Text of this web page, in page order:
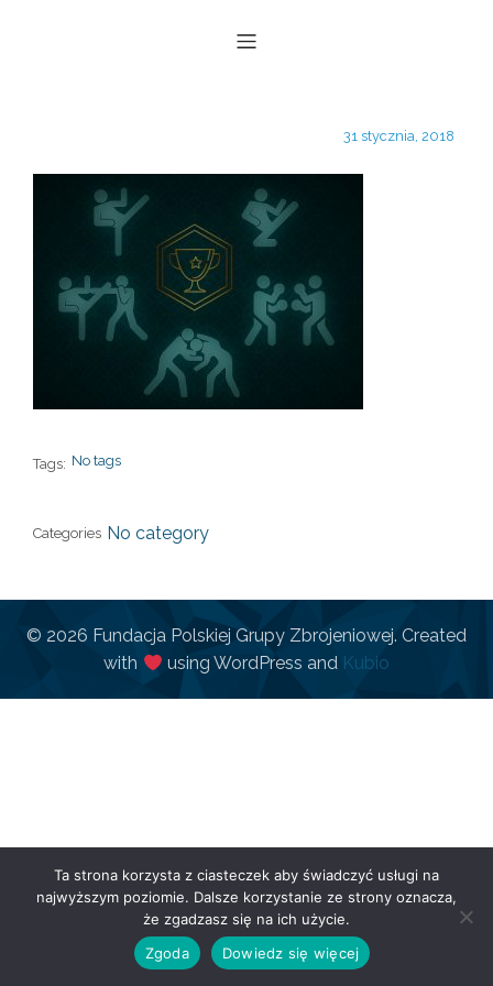
31 stycznia, 2018
Tags: No tags
Categories No category
© 2026 Fundacja Polskiej Grupy Zbrojeniowej. Created
with
using WordPress and Kubio
Ta strona korzysta z ciasteczek aby świadczyć usługi na
najwyższym poziomie. Dalsze korzystanie ze strony oznacza,
że zgadzasz się na ich użycie.
Zgoda
Dowiedz się więcej